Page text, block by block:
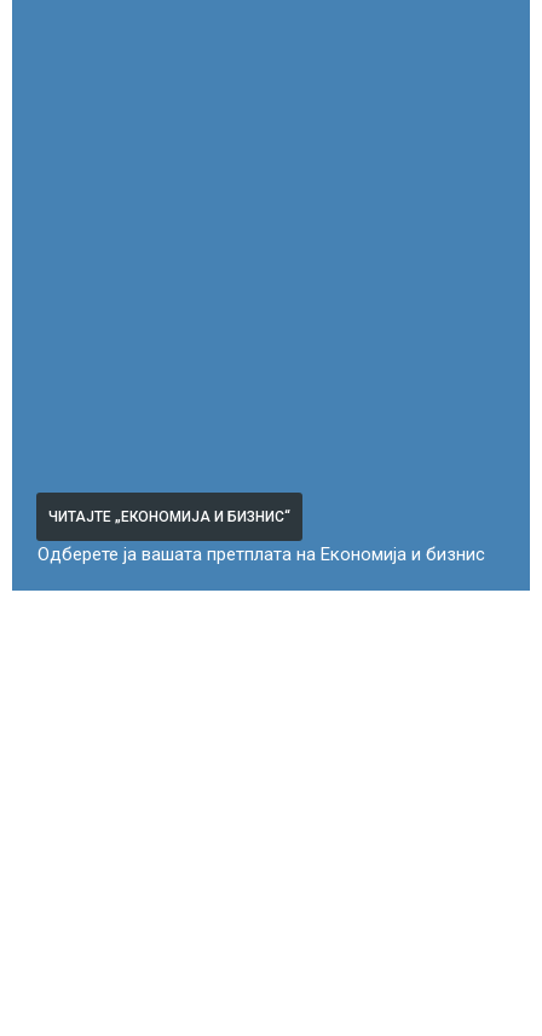
ЧИТАЈТЕ „ЕКОНОМИЈА И БИЗНИС“
Одберете ја вашата претплата на Економија и бизнис